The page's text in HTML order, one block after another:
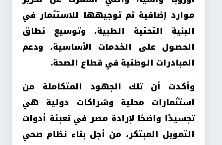
موارد إضافية تم توجيهها للاستثمار في
البنية التحتية الطبية، وتوسيع نطاق
الحصول على الخدمات الأساسية، ودعم
المبادرات الوطنية في قطاع الصحة.
وأكدت أن تلك الجهود المتكاملة من
استثمارات محلية وشراكات دولية هي
تجسيدًا واضحًا لإرادة مصر في تعبئة أدوات
التمويل المبتكر، من أجل بناء نظام صحي